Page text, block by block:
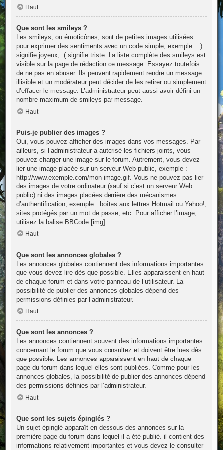
Haut
Que sont les smileys ?
Les smileys, ou émoticônes, sont de petites images utilisées
pour exprimer des sentiments avec un code simple, exemple : :)
signifie joyeux, :( signifie triste. La liste complète des smileys est
visible sur la page de rédaction de message. Essayez toutefois
de ne pas en abuser. Ils peuvent rapidement rendre un message
illisible et un modérateur peut décider de les retirer ou simplement
d’effacer le message. L’administrateur peut aussi avoir défini un
nombre maximum de smileys par message.
Haut
Puis-je publier des images ?
Oui, vous pouvez afficher des images dans vos messages. Par
ailleurs, si l’administrateur a autorisé les fichiers joints, vous
pouvez charger une image sur le forum. Autrement, vous devez
lier une image placée sur un serveur Web public, exemple :
http://www.exemple.com/mon-image.gif. Vous ne pouvez pas lier
des images de votre ordinateur (sauf si c’est un serveur Web
public) ni des images placées derrière des mécanismes
d’authentification, exemple : boîtes aux lettres Hotmail ou Yahoo!,
sites protégés par un mot de passe, etc. Pour afficher l’image,
utilisez la balise BBCode [img].
Haut
Que sont les annonces globales ?
Les annonces globales contiennent des informations importantes
que vous devez lire dès que possible. Elles apparaissent en haut
de chaque forum et dans votre panneau de l’utilisateur. La
possibilité de publier des annonces globales dépend des
permissions définies par l’administrateur.
Haut
Que sont les annonces ?
Les annonces contiennent souvent des informations importantes
concernant le forum que vous consultez et doivent être lues dès
que possible. Les annonces apparaissent en haut de chaque
page du forum dans lequel elles sont publiées. Comme pour les
annonces globales, la possibilité de publier des annonces dépend
des permissions définies par l’administrateur.
Haut
Que sont les sujets épinglés ?
Un sujet épinglé apparaît en dessous des annonces sur la
première page du forum dans lequel il a été publié. il contient des
informations relativement importantes et vous devez le consulter